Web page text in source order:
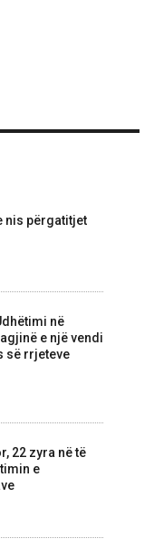
nis përgatitjet
në
e një vendi
së rrjeteve
22 zyra në të
e